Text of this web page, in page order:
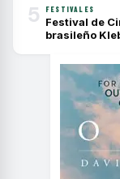
5 FESTIVALES
Festival de
brasileño